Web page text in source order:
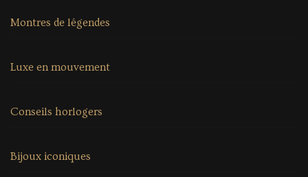
Montres de légendes
Luxe en mouvement
Conseils horlogers
Bijoux iconiques